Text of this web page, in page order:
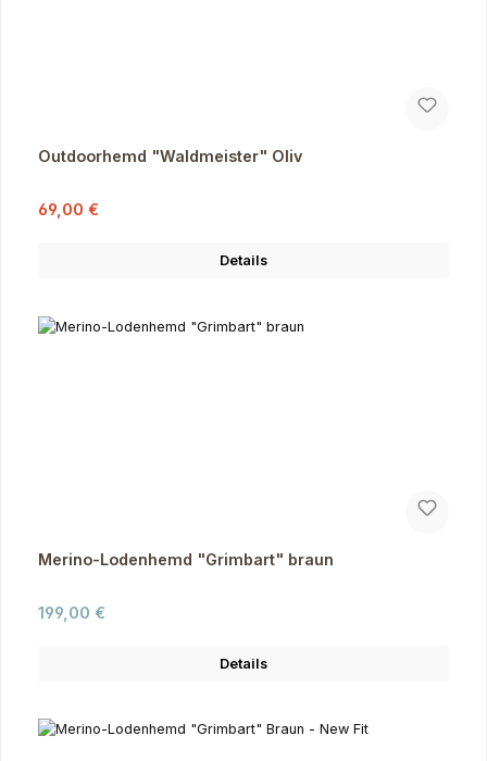
Outdoorhemd "Waldmeister" Oliv
Verkaufspreis:
69,00 €
Details
Merino-Lodenhemd "Grimbart" braun
Regulärer Preis:
199,00 €
Details